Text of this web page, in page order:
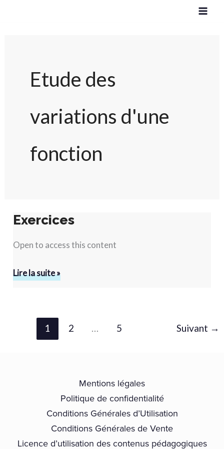
Etude des
variations d'une
fonction
Exercices
Open to access this content
Exercices
Lire la suite »
1 2 5 Suivant →
Mentions légales
Politique de confidentialité
Conditions Générales d’Utilisation
Conditions Générales de Vente
Licence d’utilisation des contenus pédagogiques